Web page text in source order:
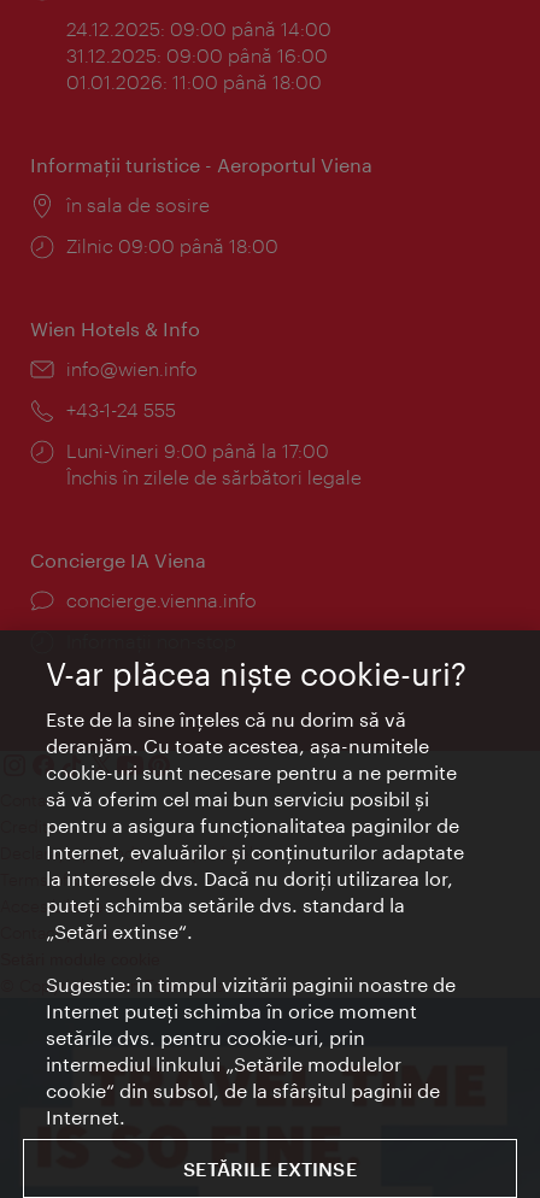
24.12.2025: 09:00 până 14:00
31.12.2025: 09:00 până 16:00
01.01.2026: 11:00 până 18:00
Informaţii turistice - Aeroportul Viena
Locul:
în sala de sosire
Program:
Zilnic 09:00 până 18:00
Wien Hotels & Info
E-
info@wien.info
Telefon:
+43-1-24 555
Program:
Luni-Vineri 9:00 până la 17:00
Închis în zilele de sărbători legale
Concierge IA Viena
concierge.vienna.info
Contact
Credits
Declaraţie privind protecţia datelor
Terms of Use
Accesibilitate
Contact presa
© Copyright Wien Tourismus
V-ar plăcea nişte cookie-uri?
Este de la sine înţeles că nu dorim să vă
deranjăm. Cu toate acestea, aşa-numitele
cookie-uri sunt necesare pentru a ne permite
să vă oferim cel mai bun serviciu posibil şi
pentru a asigura funcţionalitatea paginilor de
Internet, evaluărilor şi conţinuturilor adaptate
la interesele dvs. Dacă nu doriţi utilizarea lor,
puteţi schimba setările dvs. standard la
„Setări extinse“.
Sugestie: în timpul vizitării paginii noastre de
Internet puteţi schimba în orice moment
setările dvs. pentru cookie-uri, prin
intermediul linkului „Setările modulelor
cookie“ din subsol, de la sfârşitul paginii de
Internet.
SETĂRILE EXTINSE